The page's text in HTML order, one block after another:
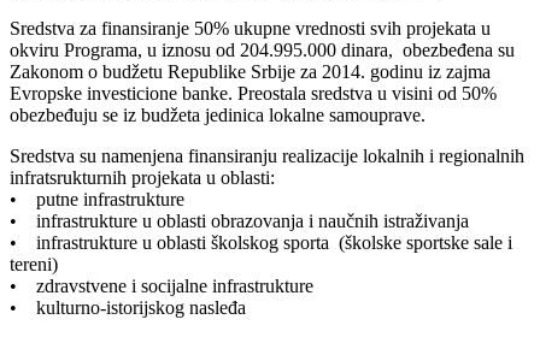
Sredstva za finansiranje 50% ukupne vrednosti svih projekata u
okviru Programa, u iznosu od 204.995.000 dinara, obezbeđena su
Zakonom o budžetu Republike Srbije za 2014. godinu iz zajma
Evropske investicione banke. Preostala sredstva u visini od 50%
obezbeđuju se iz budžeta jedinica lokalne samouprave.
Sredstva su namenjena finansiranju realizacije lokalnih i regionalnih
infratsrukturnih projekata u oblasti:
• putne infrastrukture
• infrastrukture u oblasti obrazovanja i naučnih istraživanja
• infrastrukture u oblasti školskog sporta (školske sportske sale i
tereni)
• zdravstvene i socijalne infrastrukture
• kulturno-istorijskog nasleđa